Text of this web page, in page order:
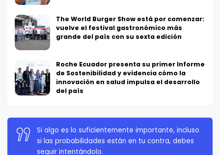
The World Burger Show está por comenzar:
vuelve el festival gastronómico más
grande del país con su sexta edición
Roche Ecuador presenta su primer Informe
de Sostenibilidad y evidencia cómo la
innovación en salud impulsa el desarrollo
del país
La persistencia es muy importante. No debes
rendirte a menos que estés obligado a rendirte.